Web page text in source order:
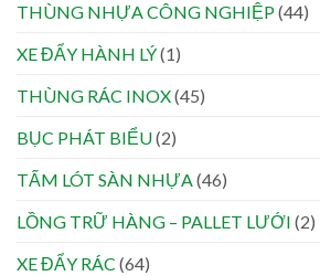
THÙNG NHỰA CÔNG NGHIỆP(44)
XE ĐẨY HÀNH LÝ(1)
THÙNG RÁC INOX(45)
BỤC PHÁT BIỂU(2)
TẤM LÓT SÀN NHỰA(46)
LỒNG TRỮ HÀNG – PALLET LƯỚI (2)
XE ĐẨY RÁC (64)